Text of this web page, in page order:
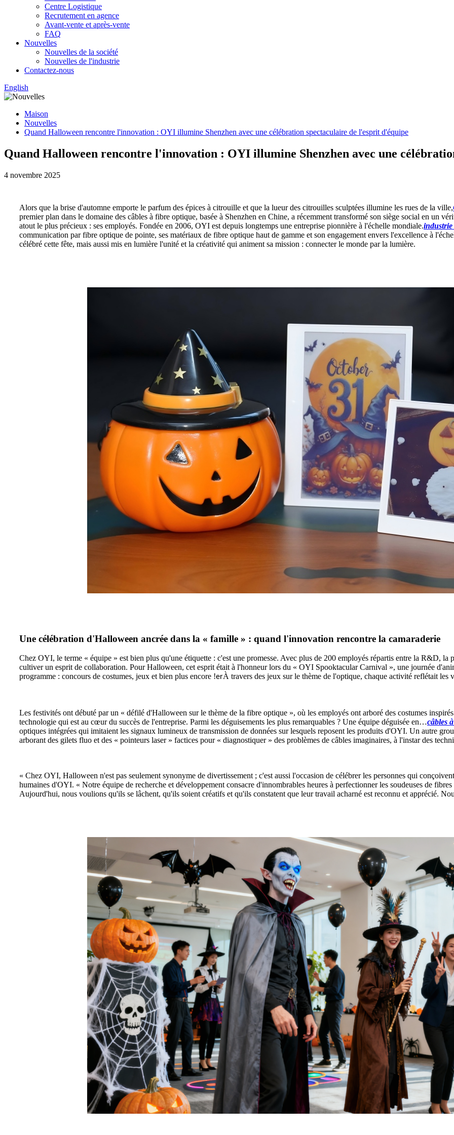
Centre Logistique
Recrutement en agence
Avant-vente et après-vente
FAQ
Nouvelles
Nouvelles de la société
Nouvelles de l'industrie
Contactez-nous
English
Maison
Nouvelles
Quand Halloween rencontre l'innovation : OYI illumine Shenzhen avec une célébration spectaculaire de l'esprit d'équipe
Quand Halloween rencontre l'innovation : OYI illumine Shenzhen avec une
4 novembre 2025
Alors que la brise d'automne emporte le parfum des épices à citrouille et que la lueur des citrouilles sculptées illumine les rues de la ville,
premier plan dans le domaine des câbles à fibre optique, basée à Shenzhen en Chine, a récemment transformé son siège social en un
atout le plus précieux : ses employés. Fondée en 2006, OYI est depuis longtemps une entreprise pionnière à l'échelle mondiale.industrie
communication par fibre optique de pointe, ses matériaux de fibre optique haut de gamme et son engagement envers l'excellence à
célébré cette fête, mais aussi mis en lumière l'unité et la créativité qui animent sa mission : connecter le monde par la lumière.
Une célébration d'Halloween ancrée dans la « famille » : quand l'innovation rencontre la camaraderie
Chez OYI, le terme « équipe » est bien plus qu'une étiquette : c'est une promesse. Avec plus de 200 employés répartis entre la R&D, la
cultiver un esprit de collaboration. Pour Halloween, cet esprit était à l'honneur lors du « OYI Spooktacular Carnival », une journée
programme : concours de costumes, jeux et bien plus encore !erÀ travers des jeux sur le thème de l'optique, chaque activité reflétait
Les festivités ont débuté par un « défilé d'Halloween sur le thème de la fibre optique », où les employés ont arboré des costumes
technologie qui est au cœur du succès de l'entreprise. Parmi les déguisements les plus remarquables ? Une équipe déguisée en…câbles
optiques intégrées qui imitaient les signaux lumineux de transmission de données sur lesquels reposent les produits d'OYI. Un autre
arborant des gilets fluo et des « pointeurs laser » factices pour « diagnostiquer » des problèmes de câbles imaginaires, à l'instar des
« Chez OYI, Halloween n'est pas seulement synonyme de divertissement ; c'est aussi l'occasion de célébrer les personnes qui
humaines d'OYI. « Notre équipe de recherche et développement consacre d'innombrables heures à perfectionner les soudeuses de fibres
Aujourd'hui, nous voulions qu'ils se lâchent, qu'ils soient créatifs et qu'ils constatent que leur travail acharné est reconnu et apprécié.